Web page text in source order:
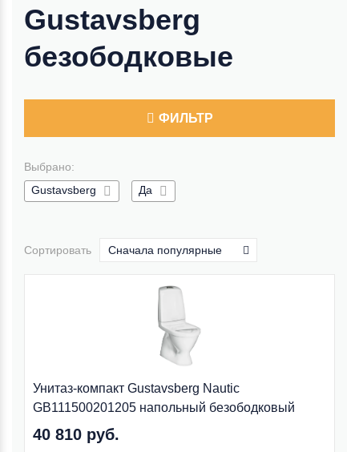
Gustavsberg
безободковые
ФИЛЬТР
Выбрано:
Gustavsberg
Да
Сортировать Сначала популярные
Унитаз-компакт Gustavsberg Nautic
GB111500201205 напольный безободковый
40 810 руб.